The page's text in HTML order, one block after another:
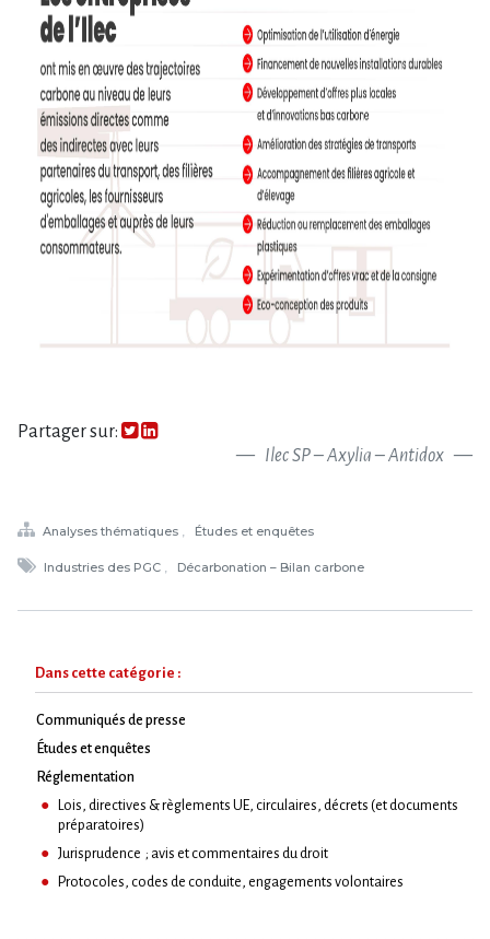
Partager sur:
Ilec SP – Axylia – Antidox
Analyses thématiques Études et enquêtes
Industries des PGC Décarbonation – Bilan carbone
Dans cette catégorie :
Communiqués de presse
Études et enquêtes
Réglementation
Lois, directives & règlements UE, circulaires, décrets (et documents
préparatoires)
Jurisprudence ; avis et commentaires du droit
Protocoles, codes de conduite, engagements volontaires